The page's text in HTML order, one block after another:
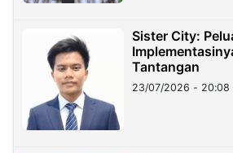
Sister City:
Tantangan
23/07/2026 - 20:08